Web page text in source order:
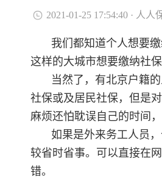
2021-01-25 17:54:40 · 人人
我们都知道个人想要
这样的大城市想要缴纳社
当然了，有北京户籍
社保或及居民社保，但是
麻烦还怕耽误自己的时间
如果是外来务工人员
较省时省事。可以直接在
错。